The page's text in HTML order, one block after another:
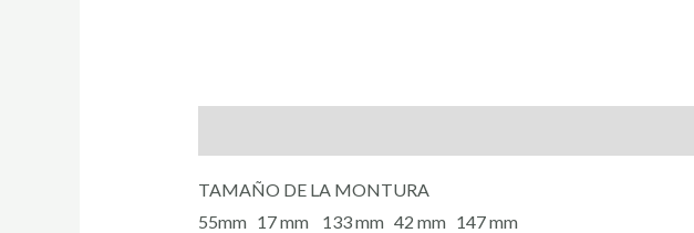
TAMAÑO DE LA MONTURA
55mm 17 mm 133 mm 42 mm 147 mm